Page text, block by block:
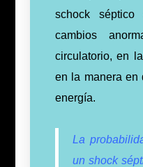
schock séptico
cambios
circulatorio, en
en la manera en
energía.
La
un shock